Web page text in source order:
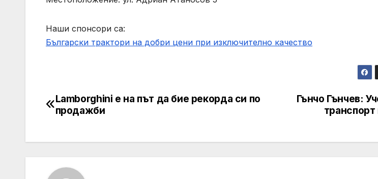
Наши спонсори са:
Български трактори на добри цени при изключително качество
Post
Гънчо Гънчев:
Lamborghini е на път да бие рекорда си по
продажби